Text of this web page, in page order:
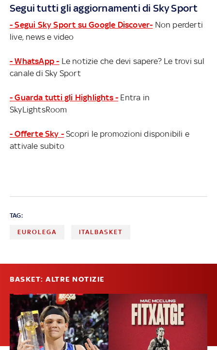
Segui tutti gli aggiornamenti di Sky Sport
- Segui Sky Sport su Google Discover- Non perderti
live, news e video
- WhatsApp - Le notizie che devi sapere? Le trovi sul
canale di Sky Sport
- Guarda tutti gli Highlights - Entra in
SkyLightsRoom
- Offerte Sky - Scopri le promozioni disponibili e
attivale subito
TAG:
EUROLEGA ITALBASKET
BASKET: ALTRE NOTIZIE